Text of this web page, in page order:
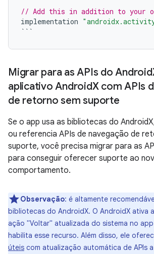
// Add this in addition to your
implementation
```
Migrar para as APIs do Android
aplicativo AndroidX com APIs
de retorno sem suporte
Se o app usa as bibliotecas do
ou referencia APIs de navegação de
suporte, você precisa migrar para as
para conseguir oferecer suporte ao
comportamento.
Observação: é altamente
bibliotecas do AndroidX. O AndroidX ativa
ação "Voltar" atualizada do sistema no
habilita esse recurso. Além disso, ele
úteis com atualização automática de APIs